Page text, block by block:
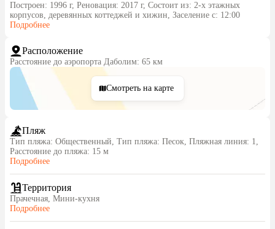
Построен: 1996 г, Реновация: 2017 г, Состоит из: 2-х этажных
корпусов, деревянных коттеджей и хижин, Заселение с: 12:00
Подробнее
Расположение
Расстояние до аэропорта Даболим: 65 км
Смотреть на карте
Пляж
Тип пляжа: Общественный, Тип пляжа: Песок, Пляжная линия: 1,
Расстояние до пляжа: 15 м
Подробнее
Территория
Прачечная, Мини-кухня
Подробнее